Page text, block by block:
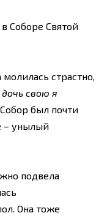
Соборе Святой
страстно,
свою я
был почти
– унылый
подвела
Она тоже